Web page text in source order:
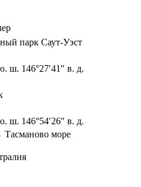
парк Саут-Уэст
ш. 146°27′41″ в. д.
ш. 146°54′26″ в. д.
Тасманово море